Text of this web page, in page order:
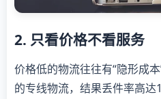
2. 只看价格不看服务
价格低的物流往往有“隐形成
的专线物流，结果丢件率高